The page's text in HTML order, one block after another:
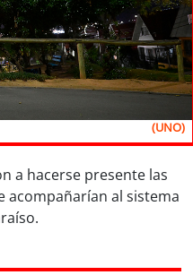
(UNO)
a hacerse presente las
acompañarían al sistema